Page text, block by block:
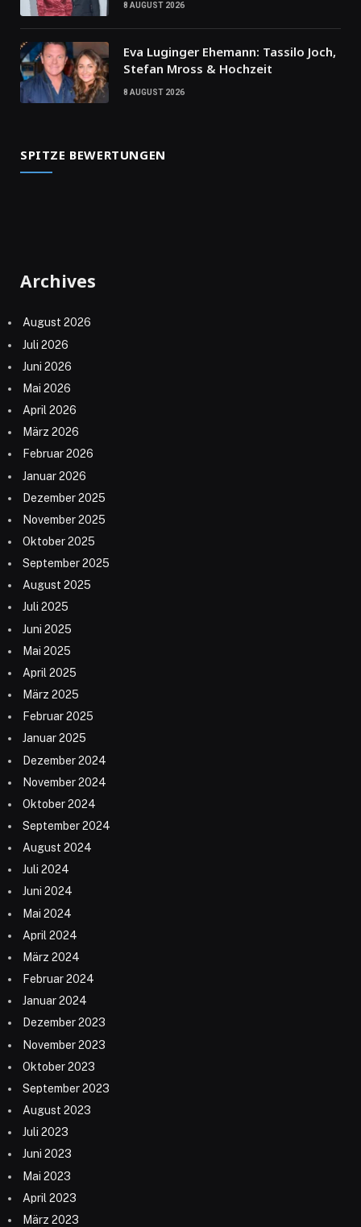
8 AUGUST 2026
Eva Luginger Ehemann: Tassilo Joch,
Stefan Mross & Hochzeit
8 AUGUST 2026
SPITZE BEWERTUNGEN
Archives
August 2026
Juli 2026
Juni 2026
Mai 2026
April 2026
März 2026
Februar 2026
Januar 2026
Dezember 2025
November 2025
Oktober 2025
September 2025
August 2025
Juli 2025
Juni 2025
Mai 2025
April 2025
März 2025
Februar 2025
Januar 2025
Dezember 2024
November 2024
Oktober 2024
September 2024
August 2024
Juli 2024
Juni 2024
Mai 2024
April 2024
März 2024
Februar 2024
Januar 2024
Dezember 2023
November 2023
Oktober 2023
September 2023
August 2023
Juli 2023
Juni 2023
Mai 2023
April 2023
März 2023